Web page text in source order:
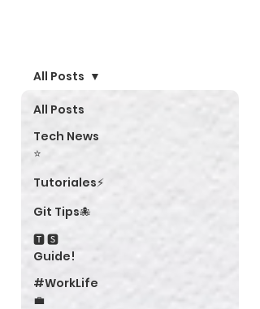
All Posts
Tech News
⭐
Tutoriales⚡
Git Tips🐙
🆃 🆂
Guide!
#WorkLife
💼
All Posts